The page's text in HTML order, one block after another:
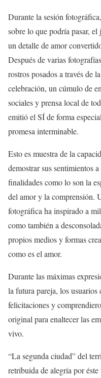
Durante la sesión
sobre lo que podría pasar,
un detalle de amor
Después de varias
rostros posados a través de
celebración, un cúmulo de
sociales y prensa local de
emitió el SÍ de forma
promesa interminable.
Esto es muestra de la
demostrar sus sentimientos
finalidades como lo son la
del amor y la comprensión.
fotográfica ha inspirado a
como también a
propios medios y formas
como es el amor.
Durante las máximas
la futura pareja, los usuarios
felicitaciones y
original para enaltecer las
vivo.
“La segunda ciudad” del
retribuida de alegría por